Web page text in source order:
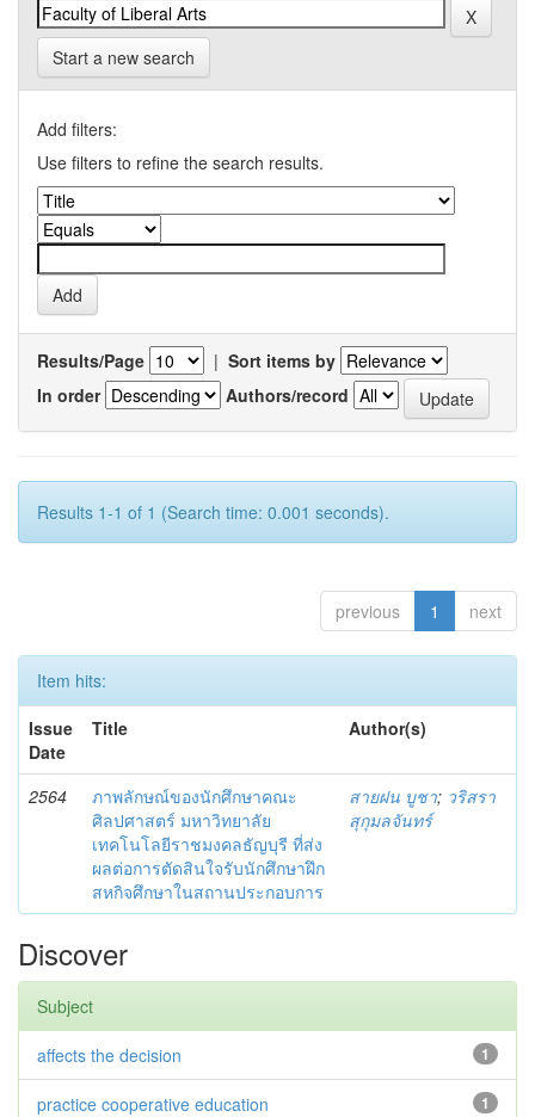
Start a new search
Add filters:
Use filters to refine the search results.
Results/Page | Sort items by
In order
Authors/record
Results 1-1 of 1 (Search time: 0.001 seconds).
previous 1 next
Item hits:
Issue
Date
Title Author(s)
2564
ภาพลักษณ์ของนักศึกษาคณะ
ศิลปศาสตร์ มหาวิทยาลัย
เทคโนโลยีราชมงคลธัญบุรี ที่ส่ง
ผลต่อการตัดสินใจรับนักศึกษาฝึก
สหกิจศึกษาในสถานประกอบการ
สายฝน บูชา; วริสรา
สุกุมลจันทร์
Discover
Subject
1
affects the decision
1
practice cooperative education